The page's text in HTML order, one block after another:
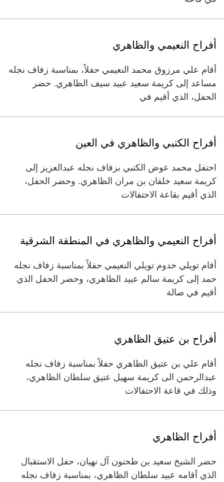
أفراح النعيمي والظاهري
أقام علي مرزوق محمد النعيمي حفلاً، بمناسبة زفاف نجله
مساعد إلى كريمة سعيد عبيد سيف الظاهري. حضر
الحفل، الذي أقيم في
أفراح الكتبي والظاهري في العين
احتفل محمد عوض الكتبي بزفاف نجله عبدالعزيز إلى
كريمة سعيد خلفان بن مران الظاهري. وحضر الحفل،
الذي أقيم بقاعة الاحتفالات
أفراح النعيمي والظاهري في المنطقة الشرقية
أقام تويلي خدوم تويلي النعيمي حفلاً بمناسبة زفاف نجله
حمد إلى كريمة سالم عبيد الظاهري، وحضر الحفل الذي
أقيم في صالة
أفراح بن عتيق الظاهري
أقام علي بن عتيق الظاهري حفلاً بمناسبة زفاف نجله
عبدالرحمن الى كريمة سهيل عتيق سلطان الظاهري،
وذلك في قاعة الاحتفالات
أفراح الظاهري
حضر الشيخ سعيد بن طحنون آل نهيان، حفل الاستقبال
الذي أقامه عبيد سلطان الظاهري، بمناسبة زفاف نجله